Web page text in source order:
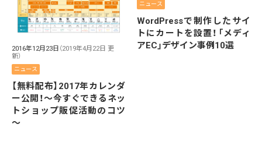
2016年12月23日 （2019年4月22日 更
新）
ニュース
【無料配布】2017年カレンダ
ー公開！～今すぐできるネッ
トショップ販促活動のコツ
～
ニュース
WordPressで制作したサイ
トにカートを設置！「メディ
アEC」デザイン事例10選